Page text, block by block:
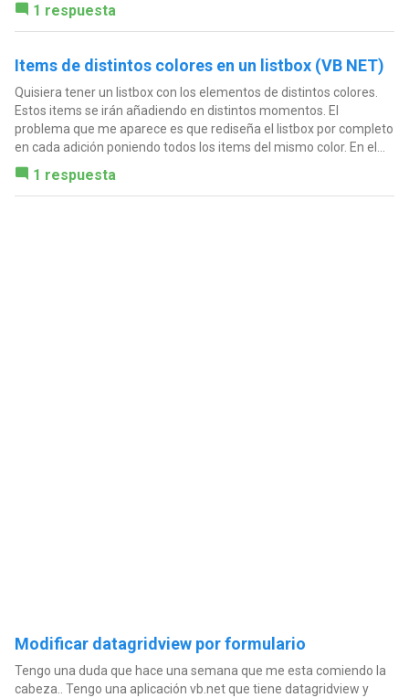
1 respuesta
Items de distintos colores en un listbox (VB NET)
Quisiera tener un listbox con los elementos de distintos colores.
Estos items se irán añadiendo en distintos momentos. El
problema que me aparece es que rediseña el listbox por completo
en cada adición poniendo todos los items del mismo color. En el...
1 respuesta
Modificar datagridview por formulario
Tengo una duda que hace una semana que me esta comiendo la
cabeza.. Tengo una aplicación vb.net que tiene datagridview y